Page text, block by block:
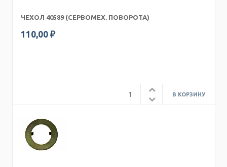
ЧЕХОЛ 40589 (СЕРВОМЕХ. ПОВОРОТА)
110,00 ₽